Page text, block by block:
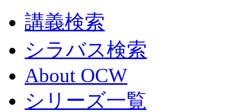
講義検索
シラバス検索
About OCW
シリーズ一覧